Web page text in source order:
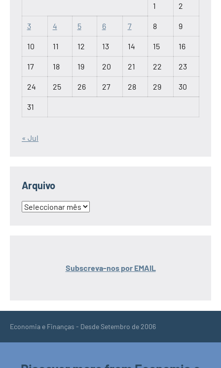
1 2
3 4 5 6 7 8 9
10 11 12 13 14 15 16
17 18 19 20 21 22 23
24 25 26 27 28 29 30
31
« Jul
Arquivo
Arquivo
Subscreva-nos por EMAIL
Economia e Finanças - Desde Setembro de 2006